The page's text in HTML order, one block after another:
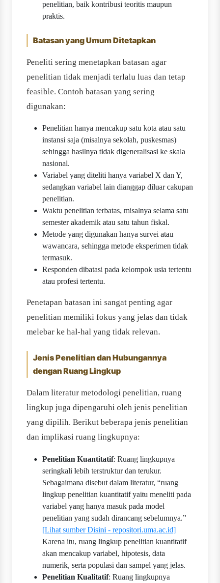
penelitian, baik kontribusi teoritis maupun
praktis.
Batasan yang Umum Ditetapkan
Peneliti sering menetapkan batasan agar
penelitian tidak menjadi terlalu luas dan tetap
feasible. Contoh batasan yang sering
digunakan:
Penelitian hanya mencakup satu kota atau satu
instansi saja (misalnya sekolah, puskesmas)
sehingga hasilnya tidak digeneralisasi ke skala
nasional.
Variabel yang diteliti hanya variabel X dan Y,
sedangkan variabel lain dianggap diluar cakupan
penelitian.
Waktu penelitian terbatas, misalnya selama satu
semester akademik atau satu tahun fiskal.
Metode yang digunakan hanya survei atau
wawancara, sehingga metode eksperimen tidak
termasuk.
Responden dibatasi pada kelompok usia tertentu
atau profesi tertentu.
Penetapan batasan ini sangat penting agar
penelitian memiliki fokus yang jelas dan tidak
melebar ke hal-hal yang tidak relevan.
Jenis Penelitian dan Hubungannya
dengan Ruang Lingkup
Dalam literatur metodologi penelitian, ruang
lingkup juga dipengaruhi oleh jenis penelitian
yang dipilih. Berikut beberapa jenis penelitian
dan implikasi ruang lingkupnya:
Penelitian Kuantitatif: Ruang lingkupnya
seringkali lebih terstruktur dan terukur.
Sebagaimana disebut dalam literatur, “ruang
lingkup penelitian kuantitatif yaitu meneliti pada
variabel yang hanya masuk pada model
penelitian yang sudah dirancang sebelumnya.”
[Lihat sumber Disini - repositori.uma.ac.id]
Karena itu, ruang lingkup penelitian kuantitatif
akan mencakup variabel, hipotesis, data
numerik, serta populasi dan sampel yang jelas.
Penelitian Kualitatif: Ruang lingkupnya